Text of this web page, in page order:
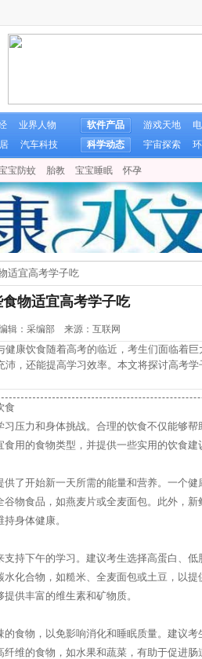
业界人物
汽车科技
软件产品 游戏天地
科学动态
宇宙探索
宝防蚊 胎教 宝宝睡眠 怀孕
适宜高考学子吃
食物适宜高考学子吃
辑：采编部 来源：互联网
康饮食随着高考的临近，考生们面临着巨
，还能提高学习效率。本文将探讨高考
食
压力和身体挑战。合理的饮食不仅能够帮
用的食物类型，并提供一些实用的饮食建
了开始新一天所需的能量和营养。一个健
物食品，如燕麦片或全麦面包。此外，新
身体健康。
持下午的学习。建议考生选择高蛋白、低
化合物，如糙米、全麦面包或土豆，以提
供丰富的维生素和矿物质。
食物，以免影响消化和睡眠质量。建议考
维的食物，如水果和蔬菜，有助于促进